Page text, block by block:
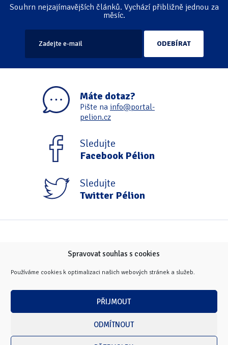
Spravovat souhlas s cookies
Používáme cookies k optimalizaci našich webových stránek a služeb.
PŘIJMOUT
ODMÍTNOUT
Souhrn nejzajímavějších článků. Vychází přibližně jednou za
měsíc.
Máte dotaz?
Pište na info@portal-
pelion.cz
Sledujte
Facebook Pélion
Sledujte
Twitter Pélion